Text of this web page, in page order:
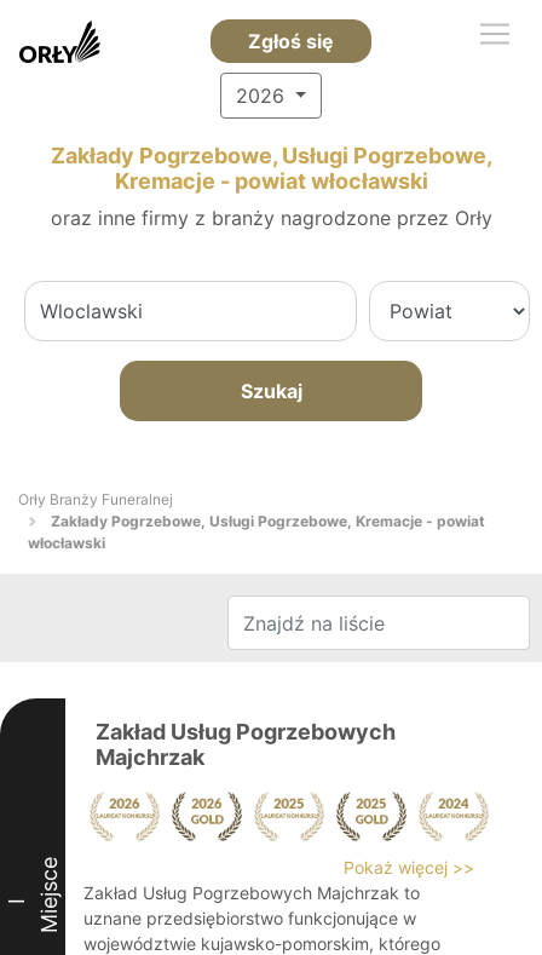
Zgłoś się
2026
Zakłady Pogrzebowe, Usługi Pogrzebowe,
Kremacje - powiat włocławski
oraz inne firmy z branży nagrodzone przez Orły
Szukaj
Orły Branży Funeralnej
Zakłady Pogrzebowe, Usługi Pogrzebowe, Kremacje - powiat
włocławski
I Miejsce
Zakład Usług Pogrzebowych
Majchrzak
Pokaż więcej >>
Zakład Usług Pogrzebowych Majchrzak to
uznane przedsiębiorstwo funkcjonujące w
województwie kujawsko-pomorskim, którego